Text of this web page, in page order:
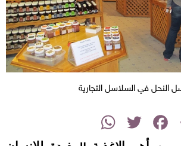
النحل في السلاسل التجارية
Facebook
Twitter
WhatsApp